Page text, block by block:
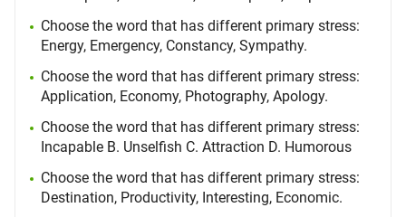
Choose the word that has different primary stress:
Energy, Emergency, Constancy, Sympathy.
Choose the word that has different primary stress:
Application, Economy, Photography, Apology.
Choose the word that has different primary stress:
Incapable B. Unselfish C. Attraction D. Humorous
Choose the word that has different primary stress:
Destination, Productivity, Interesting, Economic.